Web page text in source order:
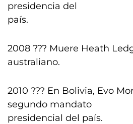
presidencia del
país.
2008 ??? Muere Heath
australiano.
2010 ??? En Bolivia, Evo
segundo mandato
presidencial del país.